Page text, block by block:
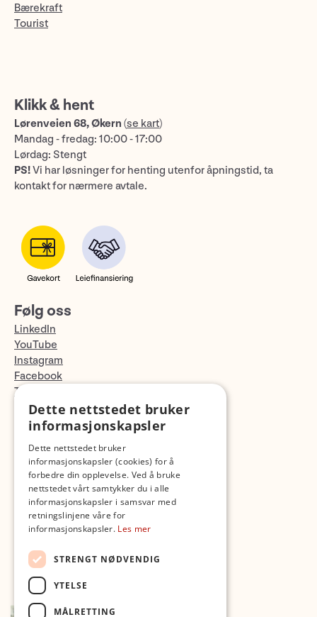
Bærekraft
Tourist
Klikk & hent
Lørenveien 68, Økern (se kart)
Mandag - fredag: 10:00 - 17:00
Lørdag: Stengt
PS!Vi har løsninger for henting utenfor åpningstid, ta
kontakt for nærmere avtale.
Følg oss
LinkedIn
YouTube
Instagram
Facebook
TikTok
Fotopodden
Dette nettstedet bruker
informasjonskapsler
Dette nettstedet bruker
informasjonskapsler (cookies) for å
forbedre din opplevelse. Ved å bruke
nettstedet vårt samtykker du i alle
informasjonskapsler i samsvar med
retningslinjene våre for
informasjonskapsler. Les mer
STRENGT NØDVENDIG
YTELSE
MÅLRETTING